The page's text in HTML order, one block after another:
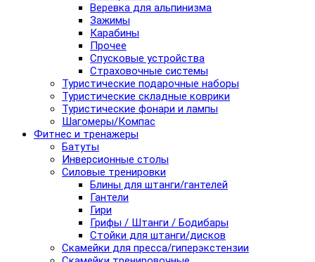
Веревка для альпинизма
Зажимы
Карабины
Прочее
Спусковые устройства
Страховочные системы
Туристические подарочные наборы
Туристические складные коврики
Туристические фонари и лампы
Шагомеры/Компас
Фитнес и тренажеры
Батуты
Инверсионные столы
Силовые тренировки
Блины для штанги/гантелей
Гантели
Гири
Грифы / Штанги / Бодибары
Стойки для штанги/дисков
Скамейки для пресса/гиперэкстензии